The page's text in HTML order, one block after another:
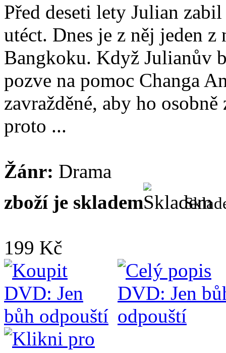
Před deseti lety Julian
utéct. Dnes je z něj jeden
Bangkoku. Když Julianův
pozve na pomoc Changa
zavražděné, aby ho
proto ...
Žánr: Drama
zboží je skladem
199 Kč